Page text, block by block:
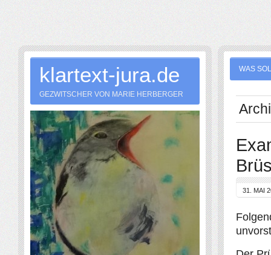
WAS
31. MAI
klartext-jura.de
GEZWITSCHER VON MARIE HERBERGER